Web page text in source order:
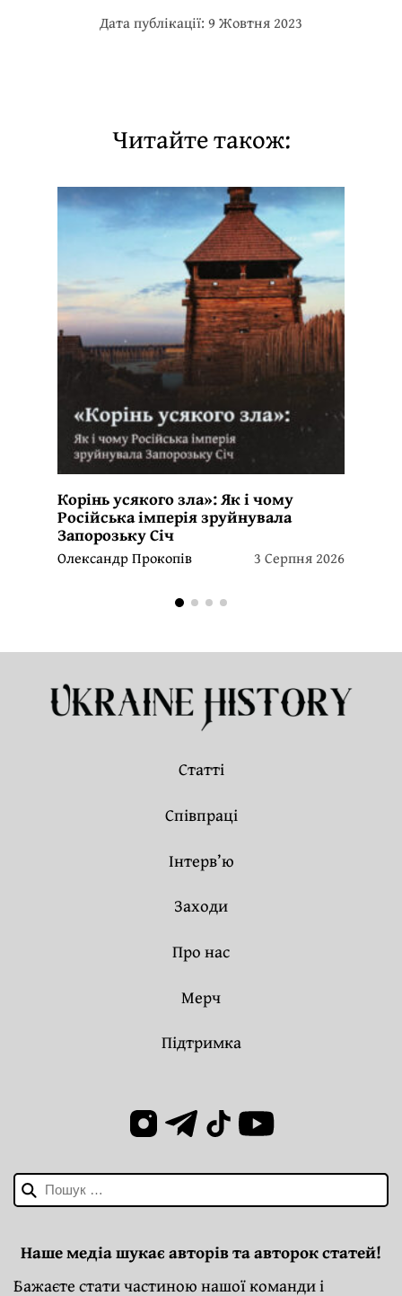
Дата публікації: 9 Жовтня 2023
Читайте також:
Корінь усякого зла»: Як і чому
Російська імперія зруйнувала
Запорозьку Січ
Олександр Прокопів 3 Серпня 2026
Пошук:
Статті
Співпраці
Інтерв’ю
Заходи
Про нас
Мерч
Підтримка
Наше медіа шукає авторів та авторок статей!
Бажаєте стати частиною нашої команди і